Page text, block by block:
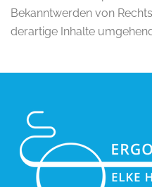
Bekanntwerden von
derartige Inhalte